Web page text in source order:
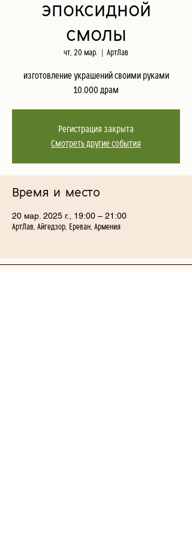
эпоксидной
смолы
чт, 20 мар. АртЛав
изготовление украшений своими руками
10.000 драм
Регистрация закрыта
Смотреть другие события
Время и место
20 мар. 2025 г., 19:00 – 21:00
АртЛав, Айгедзор, Ереван, Армения